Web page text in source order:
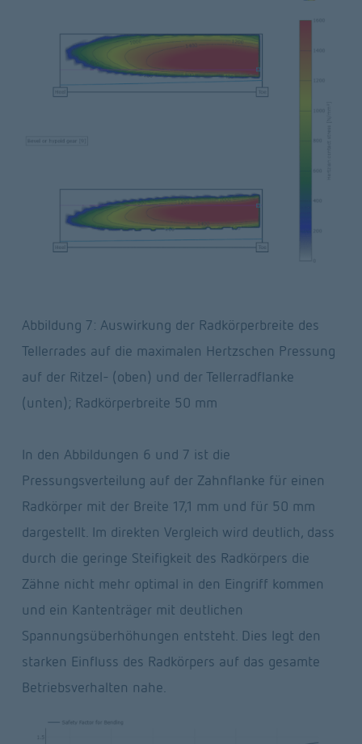
Abbildung 7: Auswirkung der Radkörperbreite des
Tellerrades auf die maximalen Hertzschen Pressung
auf der Ritzel- (oben) und der Tellerradflanke
(unten); Radkörperbreite 50 mm
In den Abbildungen 6 und 7 ist die
Pressungsverteilung auf der Zahnflanke für einen
Radkörper mit der Breite 17,1 mm und für 50 mm
dargestellt. Im direkten Vergleich wird deutlich, dass
durch die geringe Steifigkeit des Radkörpers die
Zähne nicht mehr optimal in den Eingriff kommen
und ein Kantenträger mit deutlichen
Spannungsüberhöhungen entsteht. Dies legt den
starken Einfluss des Radkörpers auf das gesamte
Betriebsverhalten nahe.